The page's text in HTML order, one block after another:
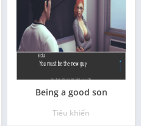
Being a good son
Tiêu khiển